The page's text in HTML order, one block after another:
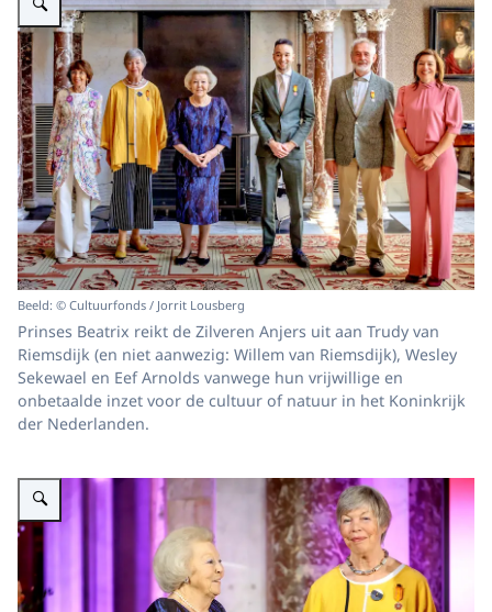
Beeld: © Cultuurfonds / Jorrit Lousberg
Prinses Beatrix reikt de Zilveren Anjers uit aan Trudy van
Riemsdijk (en niet aanwezig: Willem van Riemsdijk), Wesley
Sekewael en Eef Arnolds vanwege hun vrijwillige en
onbetaalde inzet voor de cultuur of natuur in het Koninkrijk
der Nederlanden.
Vergroot afbeelding Prinses Beatrix reikt Zilveren Anjer uit aan Trudy van